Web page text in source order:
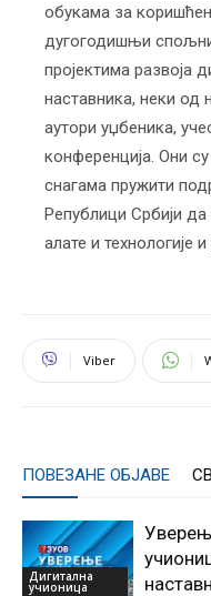
обукама за
дугогодишњи
пројектима развоја
наставника, неки од
аутори уџбеника,
конференција. Они
снагама пружити
Републици Србији да
алате и технологије
Viber
ПОВЕЗАНЕ ОБЈАВЕ
Дигитална
учионица